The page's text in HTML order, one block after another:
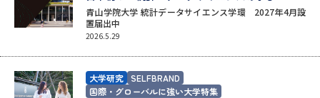
特定商取引表記
テレメール進学カタログ
訂正のご案内
青山学院大学 統計データサイエンス学環 2027年4月設
置届出中
2026.5.29
大学研究 SELFBRAND
国際・グローバルに強い大学特集